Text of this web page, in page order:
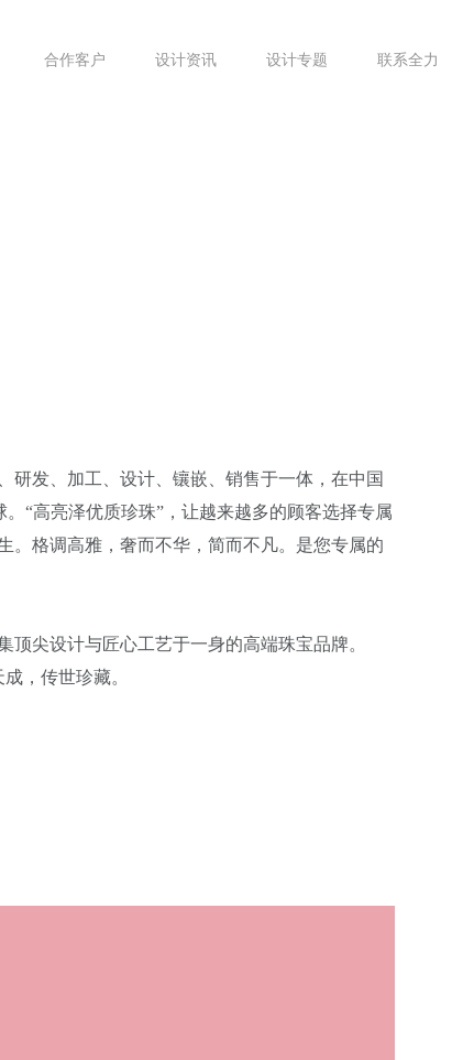
联系全力
设计专题
设计资讯
合作客户
研发、加工、设计、镶嵌、销售于一体，在中国
“高亮泽优质珍珠”，让越来越多的顾客选择专属
。格调高雅，奢而不华，简而不凡。是您专属的
尖设计与匠心工艺于一身的高端珠宝品牌。
，传世珍藏。